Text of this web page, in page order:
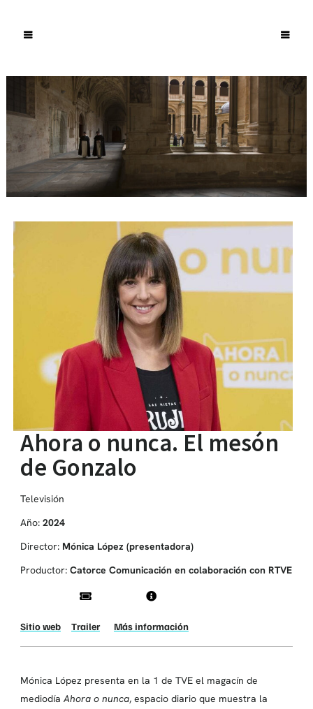
Ahora o nunca. El mesón
de Gonzalo
Televisión
Año: 2024
Director: Mónica López (presentadora)
Productor: Catorce Comunicación en colaboración con RTVE
Sitio web Trailer Más información
Mónica López presenta en la 1 de TVE el magacín de
mediodía Ahora o nunca, espacio diario que muestra la